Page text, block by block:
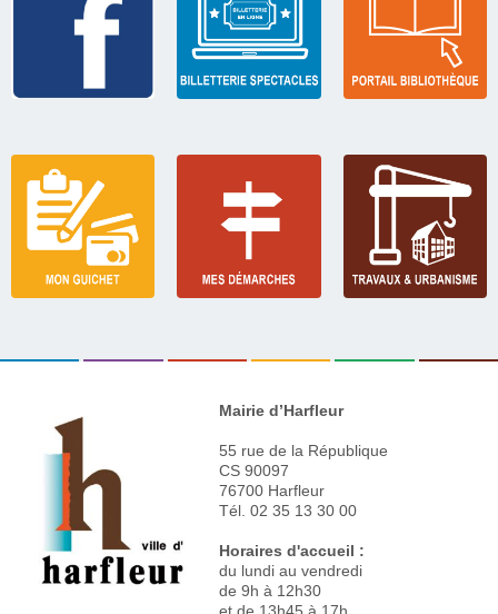
Mairie d’Harfleur
55 rue de la République
CS 90097
76700 Harfleur
Tél. 02 35 13 30 00
Horaires d'accueil :
du lundi au vendredi
de 9h à 12h30